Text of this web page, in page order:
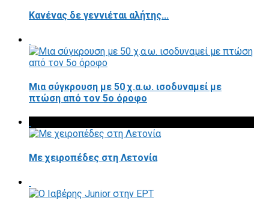
Κανένας δε γεννιέται αλήτης...
Μια σύγκρουση με 50 χ.α.ω. ισοδυναμεί με
πτώση από τον 5ο όροφο
Με χειροπέδες στη Λετονία